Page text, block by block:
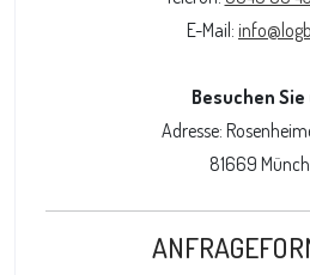
E-Mail:
Besuchen Sie
Adresse:
81669